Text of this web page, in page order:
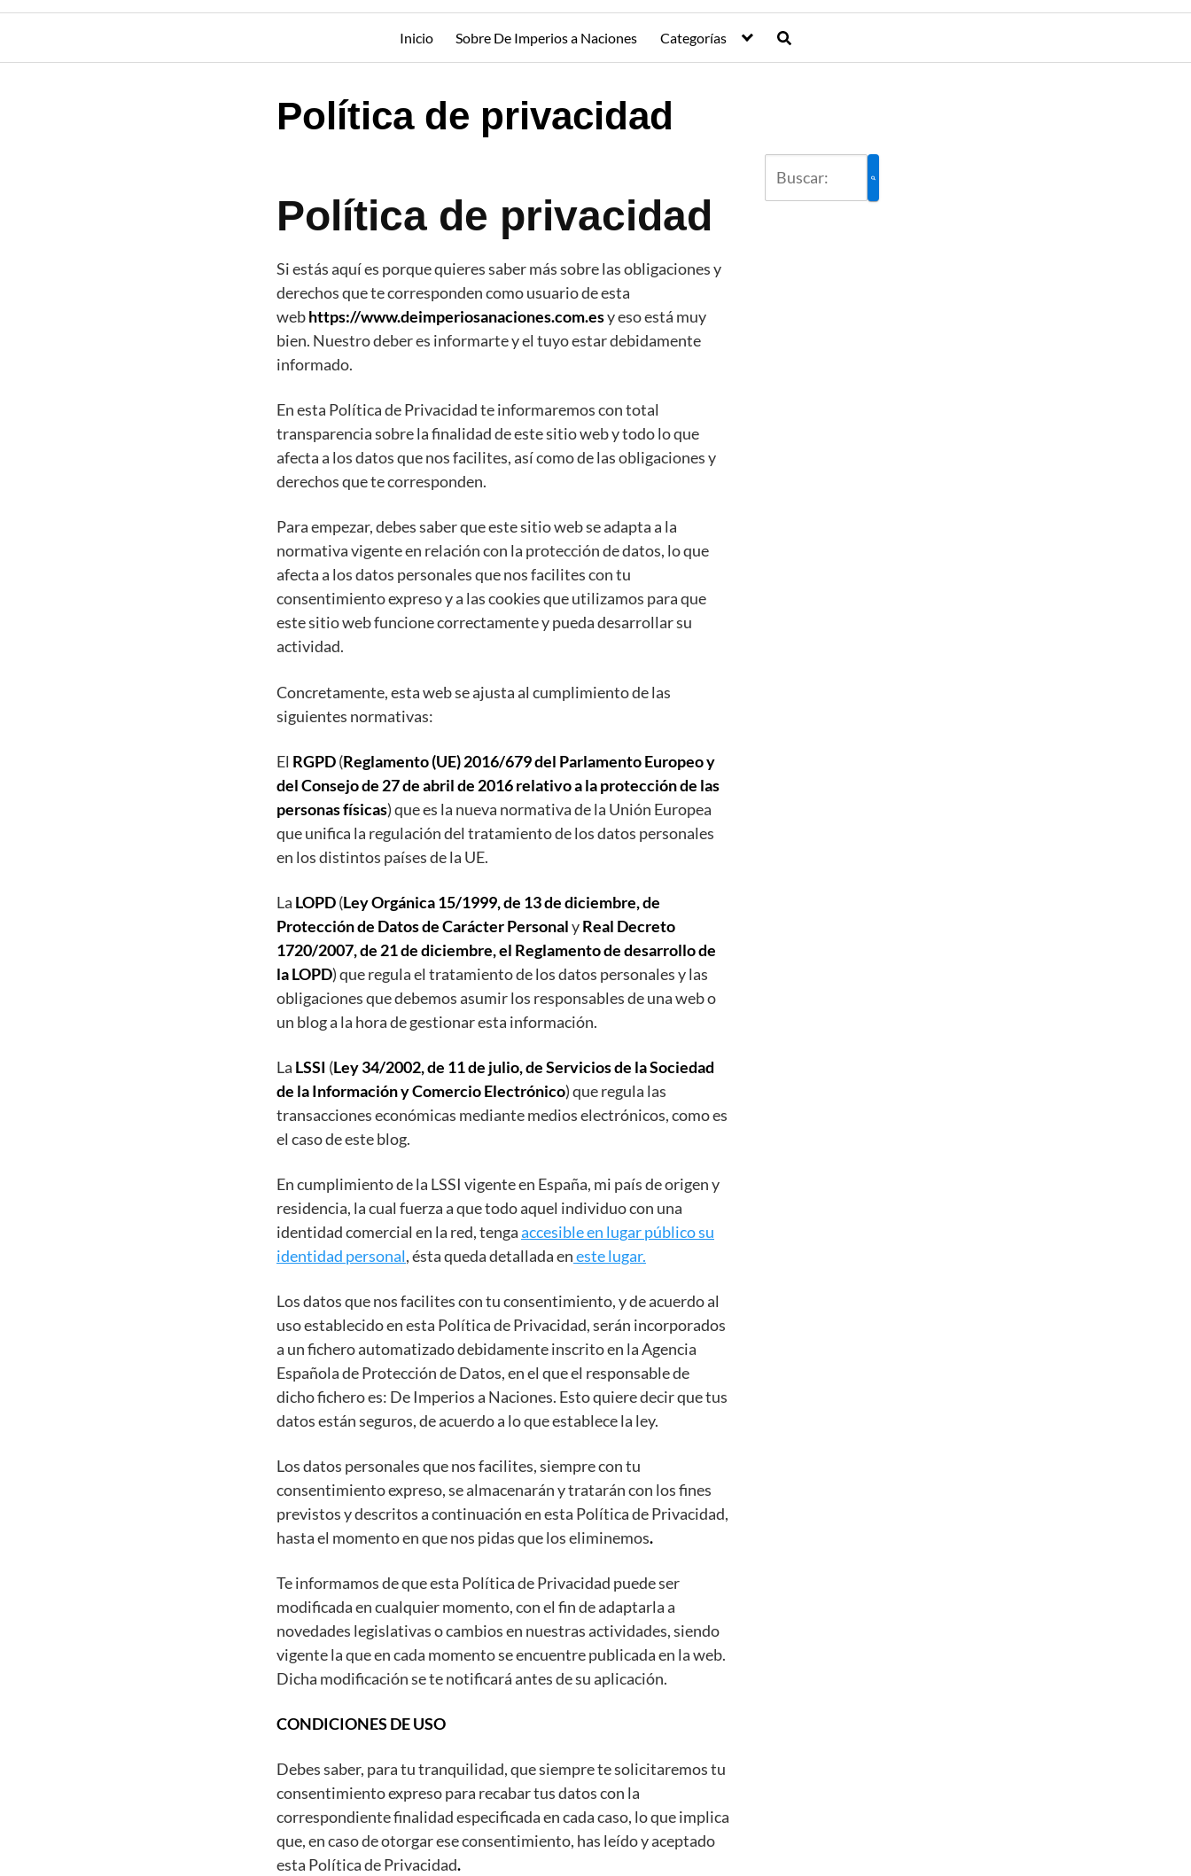
Inicio Sobre De Imperios a Naciones Categorías
Política de privacidad
Política de privacidad
Si estás aquí es porque quieres saber más sobre las obligaciones y
derechos que te corresponden como usuario de esta
webhttps://www.deimperiosanaciones.com.esy eso está muy
bien. Nuestro deber es informarte y el tuyo estar debidamente
informado.
En esta Política de Privacidad te informaremos con total
transparencia sobre la finalidad de este sitio web y todo lo que
afecta a los datos que nos facilites, así como de las obligaciones y
derechos que te corresponden.
Para empezar, debes saber que este sitio web se adapta a la
normativa vigente en relación con la protección de datos, lo que
afecta a los datos personales que nos facilites con tu
consentimiento expreso y a las cookies que utilizamos para que
este sitio web funcione correctamente y pueda desarrollar su
actividad.
Concretamente, esta web se ajusta al cumplimiento de las
siguientes normativas:
El RGPD(Reglamento (UE) 2016/679 del Parlamento Europeo y
del Consejo de 27 de abril de 2016 relativo a la protección de las
personas físicas) que es la nueva normativa de la Unión Europea
que unifica la regulación del tratamiento de los datos personales
en los distintos países de la UE.
La LOPD(Ley Orgánica 15/1999, de 13 de diciembre, de
Protección de Datos de Carácter PersonalyReal Decreto
1720/2007, de 21 de diciembre, el Reglamento de desarrollo de
la LOPD) que regula el tratamiento de los datos personales y las
obligaciones que debemos asumir los responsables de una web o
un blog a la hora de gestionar esta información.
La LSSI (Ley 34/2002, de 11 de julio, de Servicios de la Sociedad
de la Información y Comercio Electrónico) que regula las
transacciones económicas mediante medios electrónicos, como es
el caso de este blog.
En cumplimiento de la LSSI vigente en España, mi país de origen y
residencia, la cual fuerza a que todo aquel individuo con una
identidad comercial en la red, tengaaccesible en lugar público su
identidad personal, ésta queda detallada eneste lugar.
Los datos que nos facilites con tu consentimiento, y de acuerdo al
uso establecido en esta Política de Privacidad, serán incorporados
a un fichero automatizado debidamente inscrito en la Agencia
Española de Protección de Datos, en el que el responsable de
dicho fichero es: De Imperios a Naciones. Esto quiere decir que tus
datos están seguros, de acuerdo a lo que establece la ley.
Los datos personales que nos facilites, siempre con tu
consentimiento expreso, se almacenarán y tratarán con los fines
previstos y descritos a continuación en esta Política de Privacidad,
hasta el momento en que nos pidas que los eliminemos.
Te informamos de que esta Política de Privacidad puede ser
modificada en cualquier momento, con el fin de adaptarla a
novedades legislativas o cambios en nuestras actividades, siendo
vigente la que en cada momento se encuentre publicada en la web.
Dicha modificación se te notificará antes de su aplicación.
CONDICIONES DE USO
Debes saber, para tu tranquilidad, que siempre te solicitaremos tu
consentimiento expreso para recabar tus datos con la
correspondiente finalidad especificada en cada caso, lo que implica
que, en caso de otorgar ese consentimiento, has leído y aceptado
esta Política de Privacidad.